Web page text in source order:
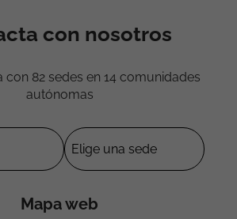
con nosotros
con 82 sedes en 14 comunidades
autónomas
Mapa web